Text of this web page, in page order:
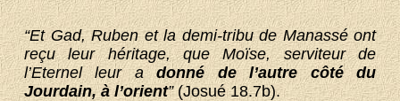
“Et Gad, Ruben et la demi-tribu de Manassé ont
reçu leur héritage, que Moïse, serviteur de
l’Eternel leur adonné de l’autre côté du
Jourdain, à l’orient” (Josué 18.7b).